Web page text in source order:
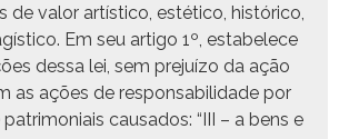
de val­or artís­ti­co, estéti­co, históri­co,
Em seu arti­go 1º, esta­b­elece
dessa lei, sem pre­juí­zo da ação
as ações de respon­s­abil­i­dade por
cau­sa­dos: “III – a bens e